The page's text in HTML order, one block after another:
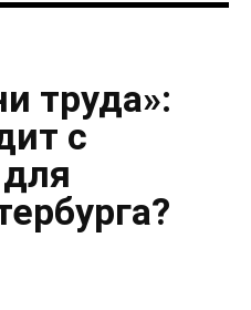
труда»:
с